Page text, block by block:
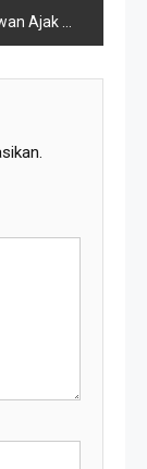
Pola Hidup Ramah Lingkungan untuk Tangani Sampah